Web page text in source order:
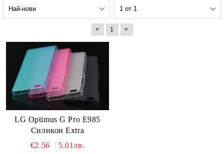
« 1 »
LG Optimus G Pro E985
Силикон Extra
€2.56
5.01лв.